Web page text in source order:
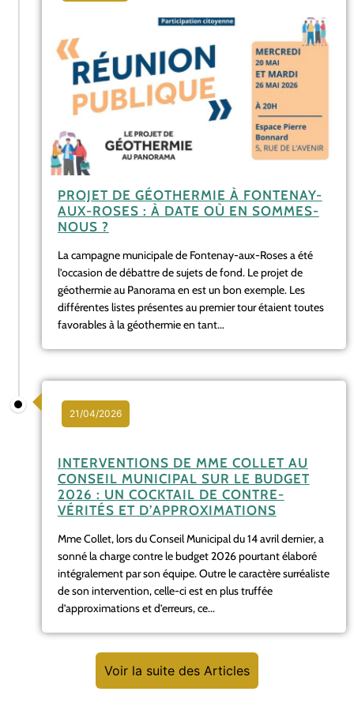
PROJET DE GÉOTHERMIE À FONTENAY-
AUX-ROSES : À DATE OÙ EN SOMMES-
NOUS ?
La campagne municipale de Fontenay-aux-Roses a été
l’occasion de débattre de sujets de fond. Le projet de
géothermie au Panorama en est un bon exemple. Les
différentes listes présentes au premier tour étaient toutes
favorables à la géothermie en tant...
21/04/2026
INTERVENTIONS DE MME COLLET AU
CONSEIL MUNICIPAL SUR LE BUDGET
2026 : UN COCKTAIL DE CONTRE-
VÉRITÉS ET D’APPROXIMATIONS
Mme Collet, lors du Conseil Municipal du 14 avril dernier, a
sonné la charge contre le budget 2026 pourtant élaboré
intégralement par son équipe. Outre le caractère surréaliste
de son intervention, celle-ci est en plus truffée
d’approximations et d’erreurs, ce...
Voir la suite des Articles